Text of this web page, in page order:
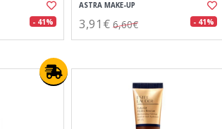
- 41%
ASTRA MAKE-UP
3,91€ 6,60€ - 41%